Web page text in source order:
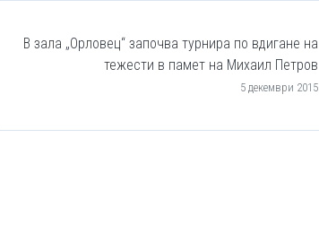
В зала „Орловец“ започва турнира по вдигане на
тежести в памет на Михаил Петров
5 декември 2015